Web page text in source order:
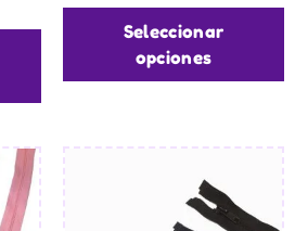
Seleccionar
opciones